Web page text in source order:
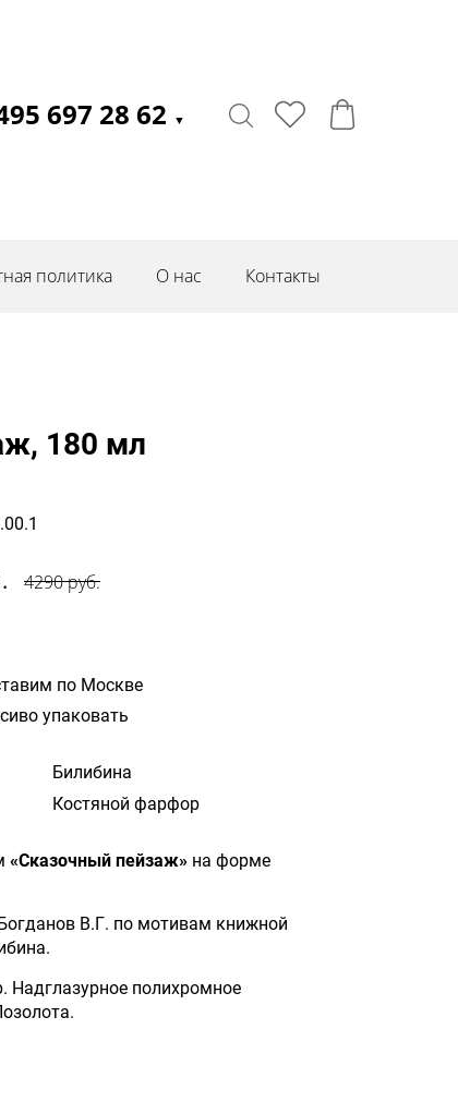
697 28 62 ▼
политика О нас Контакты
180 мл
4290 руб.
по Москве
упаковать
Билибина
Костяной фарфор
«Сказочный пейзаж» на форме
В.Г. по мотивам книжной
Надглазурное полихромное